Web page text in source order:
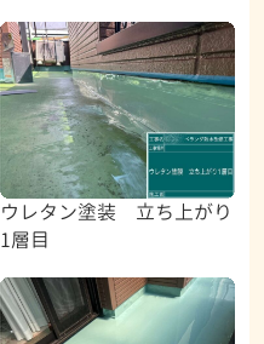
ウレタン塗装 立ち上がり
1層目